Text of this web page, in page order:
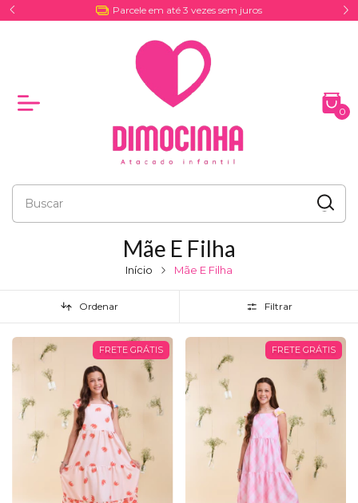
Parcele em até 3 vezes sem juros
0
Mãe E Filha
Início Mãe E Filha
Ordenar Filtrar
FRETE GRÁTIS FRETE GRÁTIS